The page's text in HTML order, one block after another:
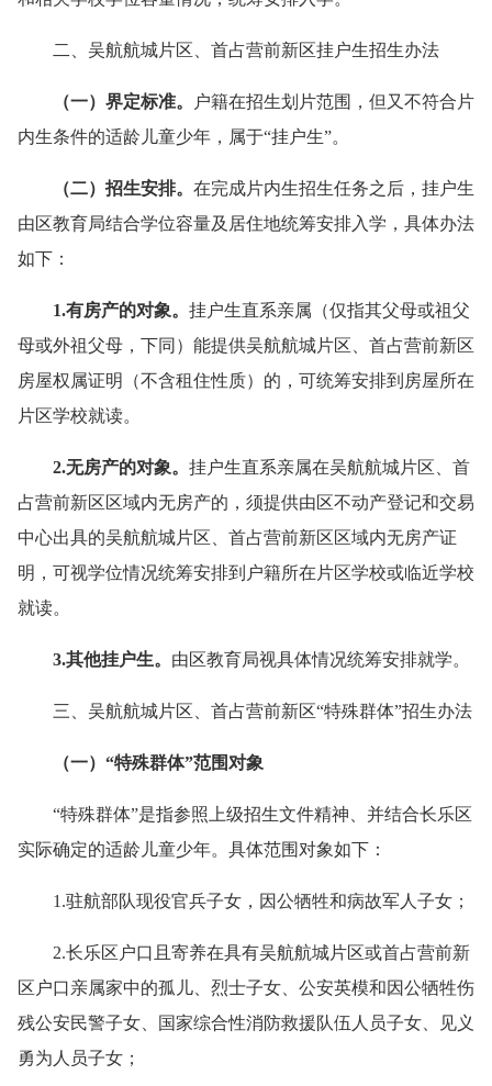
二、吴航航城片区、首占营前新区挂户生招生办法
（一） 界定标准。
户籍在招生划片范围，但又不符合片
内生条件的适龄儿童少年，属于“挂户生”。
（二） 招生安排。 在完成片内生招生任务之后，挂户生
由区教育局结合学位容量及居住地统筹安排入学，具体办法
如下：
1.有房产的对象。 挂户生直系亲属（仅指其父母或祖父
母或外祖父母，下同）能提供吴航航城片区、首占营前新区
房屋权属证明（不含租住性质）的，可统筹安排到房屋所在
片区学校就读。
2.无房产的对象。 挂户生直系亲属在吴航航城片区、首
占营前新区区域内无房产的，须提供由区不动产登记和交易
中心出具的吴航航城片区、首占营前新区区域内无房产证
明，可视学位情况统筹安排到户籍所在片区学校或临近学校
就读。
3.其他挂户生。 由区教育局视具体情况统筹安排就学。
三、吴航航城片区、首占营前新区“特殊群体”招生办法
（一） “特殊群体”范围对象
“特殊群体”是指参照上级招生文件精神、并结合长乐区
实际确定的适龄儿童少年。具体范围对象如下：
1.驻航部队现役官兵子女，因公牺牲和病故军人子女；
2.长乐区户口且寄养在具有吴航航城片区或首占营前新
区户口亲属家中的孤儿、烈士子女、公安英模和因公牺牲伤
残公安民警子女、国家综合性消防救援队伍人员子女、见义
勇为人员子女；